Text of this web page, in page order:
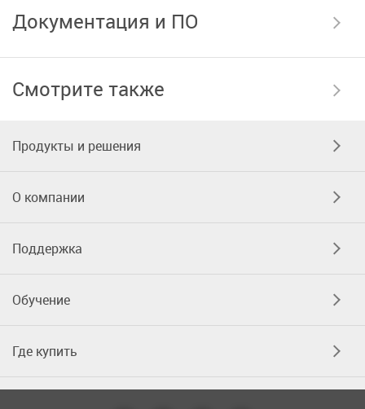
Документация и ПО
Смотрите также
Продукты и решения
О компании
Поддержка
Обучение
Где купить